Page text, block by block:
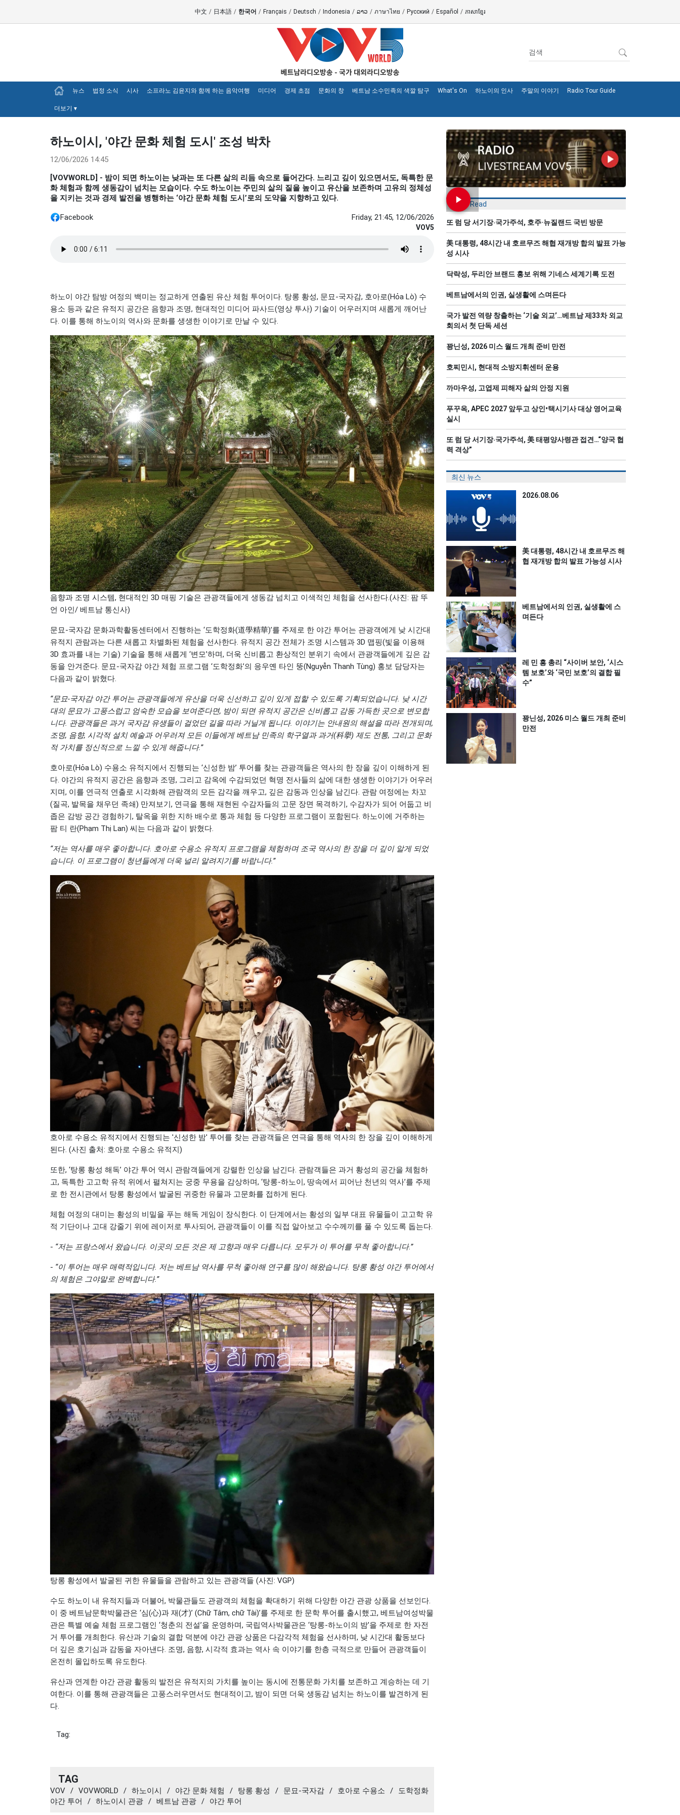
中文 / 日本語 / 한국어 / Français / Deutsch / Indonesia / ລາວ / ภาษาไทย / Русский / Español / ភាសាខ្មែរ
뉴스 법정 소식 시사 소프라노 김윤지와 함께 하는 음악여행 미디어 경제 초점 문화의 창 베트남 소수민족의 색깔 탐구 What's On 하노이의 인사 주말의 이야기 Radio Tour Guide
더보기 ▾
하노이시, '야간 문화 체험 도시' 조성 박차
12/06/2026 14:45
[VOVWORLD] - 밤이 되면 하노이는 낮과는 또 다른 삶의 리듬 속으로 들어간다. 느리고 깊이 있으면서도, 독특한 문
화 체험과 함께 생동감이 넘치는 모습이다. 수도 하노이는 주민의 삶의 질을 높이고 유산을 보존하며 고유의 정체성
을 지키는 것과 경제 발전을 병행하는 ‘야간 문화 체험 도시’로의 도약을 지향하고 있다.
Facebook Friday, 21:45, 12/06/2026
VOV5
하노이 야간 탐방 여정의 백미는 정교하게 연출된 유산 체험 투어이다. 탕롱 황성, 문묘-국자감, 호아로(Hỏa Lò) 수
용소 등과 같은 유적지 공간은 음향과 조명, 현대적인 미디어 파사드(영상 투사) 기술이 어우러지며 새롭게 깨어난
다. 이를 통해 하노이의 역사와 문화를 생생한 이야기로 만날 수 있다.
음향과 조명 시스템, 현대적인 3D 매핑 기술은 관광객들에게 생동감 넘치고 이색적인 체험을 선사한다.(사진: 팜 뚜
언 아인/ 베트남 통신사)
문묘-국자감 문화과학활동센터에서 진행하는 ‘도학정화(道學精華)’를 주제로 한 야간 투어는 관광객에게 낮 시간대
유적지 관람과는 다른 새롭고 차별화된 체험을 선사한다. 유적지 공간 전체가 조명 시스템과 3D 맵핑(빛을 이용해
3D 효과를 내는 기술) 기술을 통해 새롭게 ‘변모’하며, 더욱 신비롭고 환상적인 분위기 속에서 관광객들에게 깊은 감
동을 안겨준다. 문묘-국자감 야간 체험 프로그램 ‘도학정화’의 응우옌 타인 뚱(Nguyễn Thanh Tùng) 홍보 담당자는
다음과 같이 밝혔다.
“문묘-국자감 야간 투어는 관광객들에게 유산을 더욱 신선하고 깊이 있게 접할 수 있도록 기획되었습니다. 낮 시간
대의 문묘가 고풍스럽고 엄숙한 모습을 보여준다면, 밤이 되면 유적지 공간은 신비롭고 감동 가득한 곳으로 변모합
니다. 관광객들은 과거 국자감 유생들이 걸었던 길을 따라 거닐게 됩니다. 이야기는 안내원의 해설을 따라 전개되며,
조명, 음향, 시각적 설치 예술과 어우러져 모든 이들에게 베트남 민족의 학구열과 과거(科擧) 제도 전통, 그리고 문화
적 가치를 정신적으로 느낄 수 있게 해줍니다.”
호아로(Hỏa Lò) 수용소 유적지에서 진행되는 ‘신성한 밤’ 투어를 찾는 관광객들은 역사의 한 장을 깊이 이해하게 된
다. 야간의 유적지 공간은 음향과 조명, 그리고 감옥에 수감되었던 혁명 전사들의 삶에 대한 생생한 이야기가 어우러
지며, 이를 연극적 연출로 시각화해 관람객의 모든 감각을 깨우고, 깊은 감동과 인상을 남긴다. 관람 여정에는 차꼬
(질곡, 발목을 채우던 족쇄) 만져보기, 연극을 통해 재현된 수감자들의 고문 장면 목격하기, 수감자가 되어 어둡고 비
좁은 감방 공간 경험하기, 탈옥을 위한 지하 배수로 통과 체험 등 다양한 프로그램이 포함된다. 하노이에 거주하는
팜 티 란(Phạm Thị Lan) 씨는 다음과 같이 밝혔다.
“저는 역사를 매우 좋아합니다. 호아로 수용소 유적지 프로그램을 체험하며 조국 역사의 한 장을 더 깊이 알게 되었
습니다. 이 프로그램이 청년들에게 더욱 널리 알려지기를 바랍니다.”
호아로 수용소 유적지에서 진행되는 '신성한 밤' 투어를 찾는 관광객들은 연극을 통해 역사의 한 장을 깊이 이해하게
된다. (사진 출처: 호아로 수용소 유적지)
또한, ‘탕롱 황성 해독’ 야간 투어 역시 관람객들에게 강렬한 인상을 남긴다. 관람객들은 과거 황성의 공간을 체험하
고, 독특한 고고학 유적 위에서 펼쳐지는 궁중 무용을 감상하며, ‘탕롱-하노이, 땅속에서 피어난 천년의 역사’를 주제
로 한 전시관에서 탕롱 황성에서 발굴된 귀중한 유물과 고문화를 접하게 된다.
체험 여정의 대미는 황성의 비밀을 푸는 해독 게임이 장식한다. 이 단계에서는 황성의 일부 대표 유물들이 고고학 유
적 기단이나 고대 강줄기 위에 레이저로 투사되어, 관광객들이 이를 직접 알아보고 수수께끼를 풀 수 있도록 돕는다.
- “저는 프랑스에서 왔습니다. 이곳의 모든 것은 제 고향과 매우 다릅니다. 모두가 이 투어를 무척 좋아합니다.”
- “이 투어는 매우 매력적입니다. 저는 베트남 역사를 무척 좋아해 연구를 많이 해왔습니다. 탕롱 황성 야간 투어에서
의 체험은 그야말로 완벽합니다.”
탕롱 황성에서 발굴된 귀한 유물들을 관람하고 있는 관광객들 (사진: VGP)
수도 하노이 내 유적지들과 더불어, 박물관들도 관광객의 체험을 확대하기 위해 다양한 야간 관광 상품을 선보인다.
이 중 베트남문학박물관은 ‘심(心)과 재(才)’ (Chữ Tâm, chữ Tài)’를 주제로 한 문학 투어를 출시했고, 베트남여성박물
관은 특별 예술 체험 프로그램인 ‘청춘의 전설’을 운영하며, 국립역사박물관은 ‘탕롱-하노이의 밤’을 주제로 한 자전
거 투어를 개최한다. 유산과 기술의 결합 덕분에 야간 관광 상품은 다감각적 체험을 선사하며, 낮 시간대 활동보다
더 깊은 호기심과 감동을 자아낸다. 조명, 음향, 시각적 효과는 역사 속 이야기를 한층 극적으로 만들어 관광객들이
온전히 몰입하도록 유도한다.
유산과 연계한 야간 관광 활동의 발전은 유적지의 가치를 높이는 동시에 전통문화 가치를 보존하고 계승하는 데 기
여한다. 이를 통해 관광객들은 고풍스러우면서도 현대적이고, 밤이 되면 더욱 생동감 넘치는 하노이를 발견하게 된
다.
Tag:
TAG
VOV / VOVWORLD / 하노이시 / 야간 문화 체험 / 탕롱 황성 / 문묘-국자감 / 호아로 수용소 /
도학정화
야간 투어
/ 하노이시 관광 / 베트남 관광 / 야간 투어
Most Read
또 럼 당 서기장‧국가주석, 호주·뉴질랜드 국빈 방문
美 대통령, 48시간 내 호르무즈 해협 재개방 합의 발표 가능
성 시사
닥락성, 두리안 브랜드 홍보 위해 기네스 세계기록 도전
베트남에서의 인권, 실생활에 스며든다
국가 발전 역량 창출하는 ‘기술 외교’…베트남 제33차 외교
회의서 첫 단독 세션
꽝닌성, 2026 미스 월드 개최 준비 만전
호찌민시, 현대적 소방지휘센터 운용
까마우성, 고엽제 피해자 삶의 안정 지원
푸꾸옥, APEC 2027 앞두고 상인•택시기사 대상 영어교육
실시
또 럼 당 서기장‧국가주석, 美 태평양사령관 접견…“양국 협
력 격상”
최신 뉴스
2026.08.06
美 대통령, 48시간 내 호르무즈 해
협 재개방 합의 발표 가능성 시사
베트남에서의 인권, 실생활에 스
며든다
레 민 흥 총리 “사이버 보안, ‘시스
템 보호’와 ‘국민 보호’의 결합 필
수”
꽝닌성, 2026 미스 월드 개최 준비
만전